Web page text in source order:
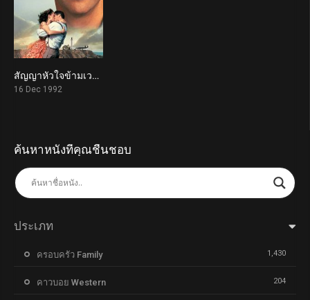
6.3
สัญญาหัวใจข้ามเวลา Forever Young (1992)
16 Dec 1992
ค้นหาหนังที่คุณชื่นชอบ
ประเภท
ครอบครัว Family 1,430
คาวบอย Western 204